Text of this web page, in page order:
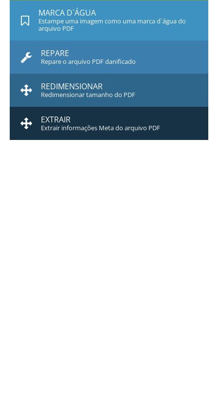
MARCA D`ÁGUA
Estampe uma imagem como uma marca d`água do
arquivo PDF
REPARE
Repare o arquivo PDF danificado
REDIMENSIONAR
Redimensionar tamanho do PDF
EXTRAIR
Extrair informações Meta do arquivo PDF